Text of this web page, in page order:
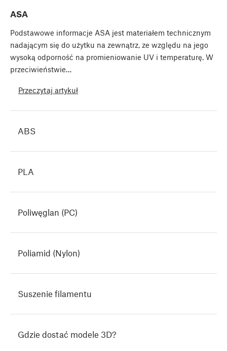
ASA
Podstawowe informacje ASA jest materiałem technicznym
nadającym się do użytku na zewnątrz, ze względu na jego
wysoką odporność na promieniowanie UV i temperaturę. W
przeciwieństwie…
Przeczytaj artykuł
ABS
PLA
Poliwęglan (PC)
Poliamid (Nylon)
Suszenie filamentu
Gdzie dostać modele 3D?